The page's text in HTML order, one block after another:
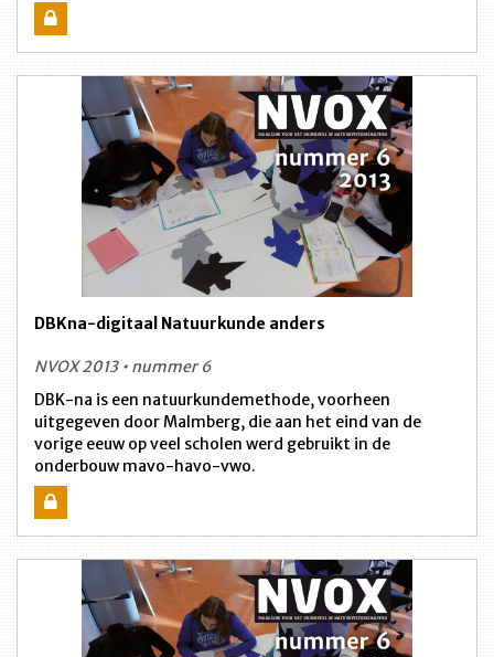
DBKna-digitaal Natuurkunde anders
NVOX 2013 • nummer 6
DBK-na is een natuurkundemethode, voorheen
uitgegeven door Malmberg, die aan het eind van de
vorige eeuw op veel scholen werd gebruikt in de
onderbouw mavo-havo-vwo.